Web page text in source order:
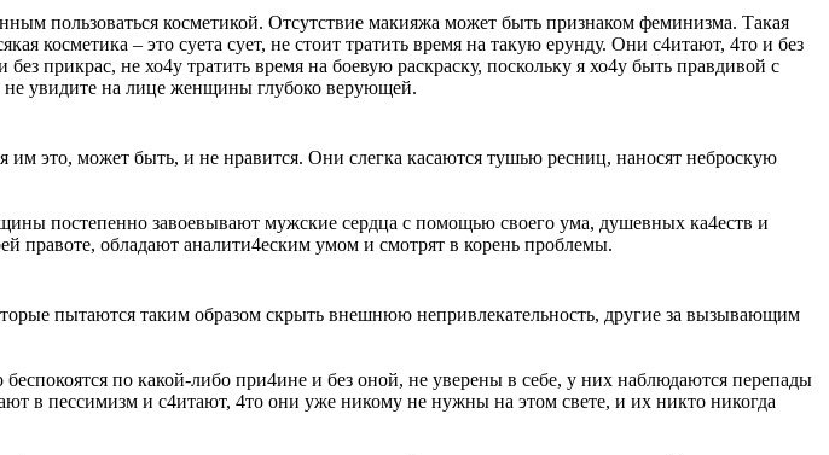
пользоваться косметикой. Отсутствие макияжа может быть признаком феминизма. Такая
косметика – это суета сует, не стоит тратить время на такую ерунду. Они с4итают, 4то и без
прикрас, не хо4у тратить время на боевую раскраску, поскольку я хо4у быть правдивой с
увидите на лице женщины глубоко верующей.
это, может быть, и не нравится. Они слегка касаются тушью ресниц, наносят неброскую
постепенно завоевывают мужские сердца с помощью своего ума, душевных ка4еств и
обладают аналити4еским умом и смотрят в корень проблемы.
пытаются таким образом скрыть внешнюю непривлекательность, другие за вызывающим
по какой-либо при4ине и без оной, не уверены в себе, у них наблюдаются перепады
в пессимизм и с4итают, 4то они уже никому не нужны на этом свете, и их никто никогда